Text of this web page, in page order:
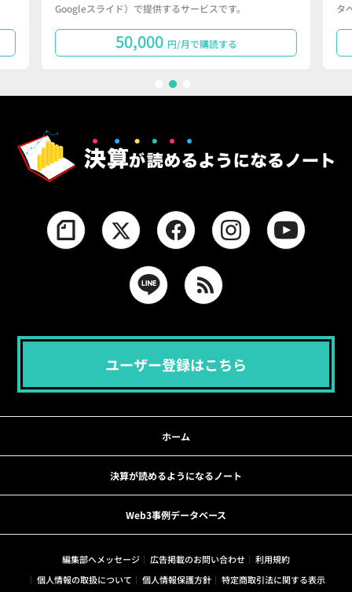
Googleスライド）で提供するサービスです。
50,000 円/月で購読する
タ
ユーザー登録はこちら
ホーム
決算が読めるようになるノート
Web3事例データベース
編集部へメッセージ 広告掲載のお問い合わせ
利用規約
個人情報の取扱について
個人情報保護方針 特定商取引法に関する表示